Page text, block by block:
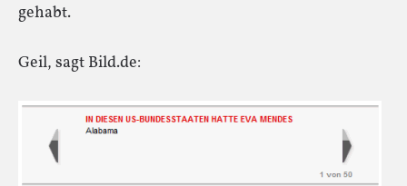
gehabt.
Geil, sagt Bild.de: